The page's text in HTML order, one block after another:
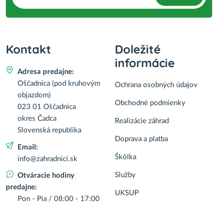
Kontakt
Adresa predajne:
Oščadnica (pod kruhovým
objazdom)
023 01 Oščadnica
okres Čadca
Slovenská republika
Email:
info@zahradnici.sk
Otváracie hodiny
predajne:
Pon - Pia / 08:00 - 17:00
Doležité
informácie
Ochrana osobných údajov
Obchodné podmienky
Realizácie záhrad
Doprava a platba
Škôlka
Služby
UKSUP